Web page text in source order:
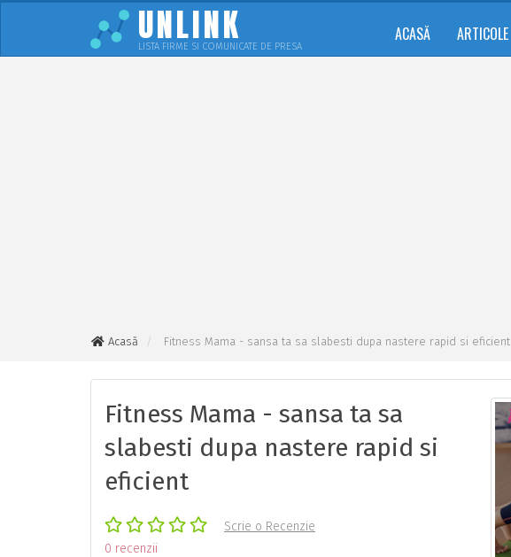
UNLINK
LISTA FIRME SI COMUNICATE DE PRESA
ACASĂ ARTICOLE
Acasă Fitness Mama - sansa ta sa slabesti dupa nastere rapid si eficient
Fitness Mama - sansa ta sa
slabesti dupa nastere rapid si
eficient
Scrie o Recenzie
0 recenzii